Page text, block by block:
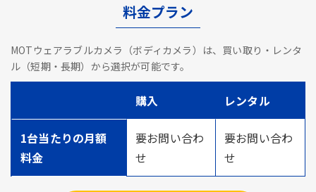
料金プラン
MOTウェアラブルカメラ（ボディカメラ）は、買い取り・レンタ
ル（短期・長期）から選択が可能です。
購入 レンタル
1台当たりの月額
料金
要お問い合わ
せ
要お問い合わ
せ